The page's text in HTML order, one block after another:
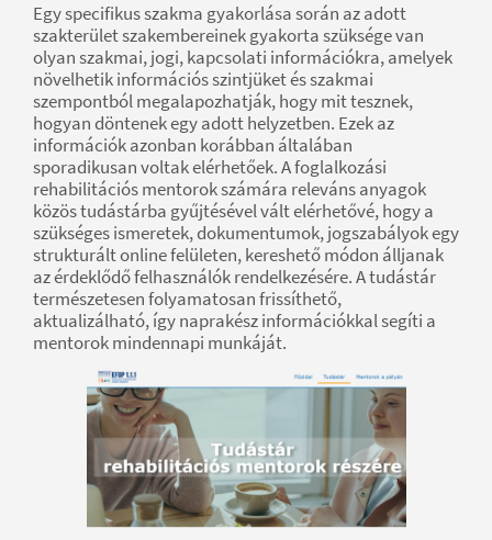
Egy specifikus szakma gyakorlása során az adott
szakterület szakembereinek gyakorta szüksége van
olyan szakmai, jogi, kapcsolati információkra, amelyek
növelhetik információs szintjüket és szakmai
szempontból megalapozhatják, hogy mit tesznek,
hogyan döntenek egy adott helyzetben. Ezek az
információk azonban korábban általában
sporadikusan voltak elérhetőek. A foglalkozási
rehabilitációs mentorok számára releváns anyagok
közös tudástárba gyűjtésével vált elérhetővé, hogy a
szükséges ismeretek, dokumentumok, jogszabályok egy
strukturált online felületen, kereshető módon álljanak
az érdeklődő felhasználók rendelkezésére. A tudástár
természetesen folyamatosan frissíthető,
aktualizálható, így naprakész információkkal segíti a
mentorok mindennapi munkáját.